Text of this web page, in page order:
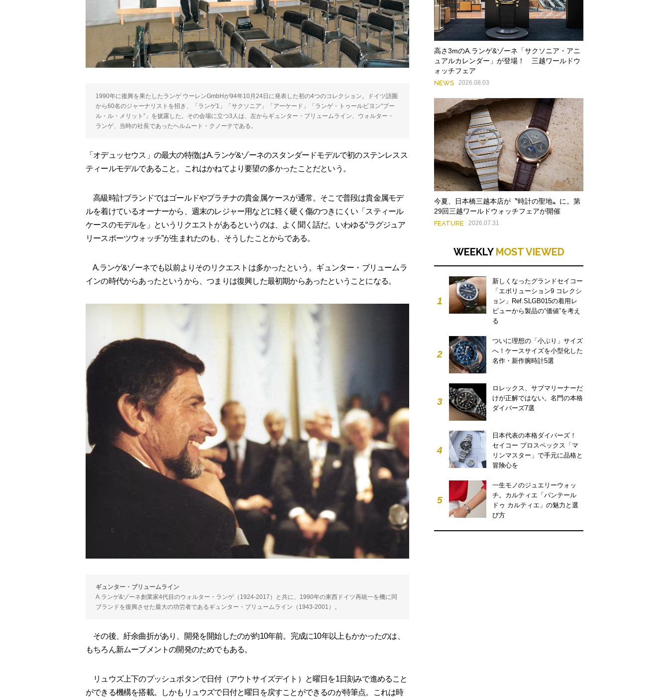
1990年に復興を果たしたランゲ ウーレンGmbHが94年10月24日に発表した初の4つのコレクション。ドイツ語圏
から60名のジャーナリストを招き、「ランゲ1」「サクソニア」「アーケード」「ランゲ・トゥールビヨン“プー
ル・ル・メリット”」を披露した。その会場に立つ3人は、左からギュンター・ブリュームライン、ウォルター・
ランゲ、当時の社長であったヘルムート・クノーテである。
「オデュッセウス」の最大の特徴はA.ランゲ&ゾーネのスタンダードモデルで初のステンレスス
ティールモデルであること。これはかねてより要望の多かったことだという。
高級時計ブランドではゴールドやプラチナの貴金属ケースが通常。そこで普段は貴金属モデ
ルを着けているオーナーから、週末のレジャー用などに軽く硬く傷のつきにくい「スティール
ケースのモデルを」というリクエストがあるというのは、よく聞く話だ。いわゆる“ラグジュア
リースポーツウォッチ”が生まれたのも、そうしたことからである。
A.ランゲ&ゾーネでも以前よりそのリクエストは多かったという。ギュンター・ブリュームラ
インの時代からあったというから、つまりは復興した最初期からあったということになる。
ギュンター・ブリュームライン
A.ランゲ&ゾーネ創業家4代目のウォルター・ランゲ（1924-2017）と共に、1990年の東西ドイツ再統一を機に同
ブランドを復興させた最大の功労者であるギュンター・ブリュームライン（1943-2001）。
その後、紆余曲折があり、開発を開始したのが約10年前。完成に10年以上もかかったのは、
もちろん新ムーブメントの開発のためでもある。
リュウズ上下のプッシュボタンで日付（アウトサイズデイト）と曜日を1日刻みで進めること
ができる機構を搭載。しかもリュウズで日付と曜日を戻すことができるのが特筆点。これは時
高さ3mのA.ランゲ&ゾーネ「サクソニア・アニ
ュアルカレンダー」が登場！ 三越ワールドウ
ォッチフェア
NEWS 2026.08.03
今夏、日本橋三越本店が〝時計の聖地〟に。第
29回三越ワールドウォッチフェアが開催
FEATURE 2026.07.31
WEEKLY MOST VIEWED
1
新しくなったグランドセイコー
「エボリューション9 コレクシ
ョン」Ref.SLGB015の着用レ
ビューから製品の“価値”を考え
る
2
ついに理想の「小ぶり」サイズ
へ！ケースサイズを小型化した
名作・新作腕時計5選
3
ロレックス、サブマリーナーだ
けが正解ではない。名門の本格
ダイバーズ7選
4
日本代表の本格ダイバーズ！
セイコー プロスペックス「マ
リンマスター」で手元に品格と
冒険心を
5
一生モノのジュエリーウォッ
チ。カルティエ「パンテール
ドゥ カルティエ」の魅力と選
び方